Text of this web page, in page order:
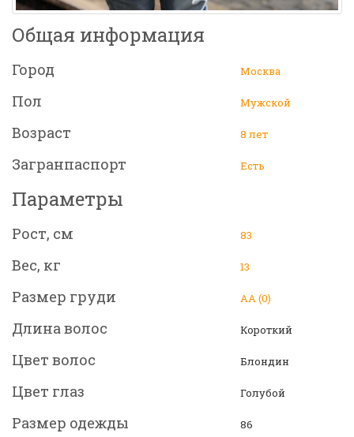
Общая информация
Город Москва
Пол Мужской
Возраст 8 лет
Загранпаспорт Есть
Параметры
Рост, см 83
Вес, кг 13
Размер груди АА (0)
Длина волос Короткий
Цвет волос Блондин
Цвет глаз Голубой
Размер одежды 86